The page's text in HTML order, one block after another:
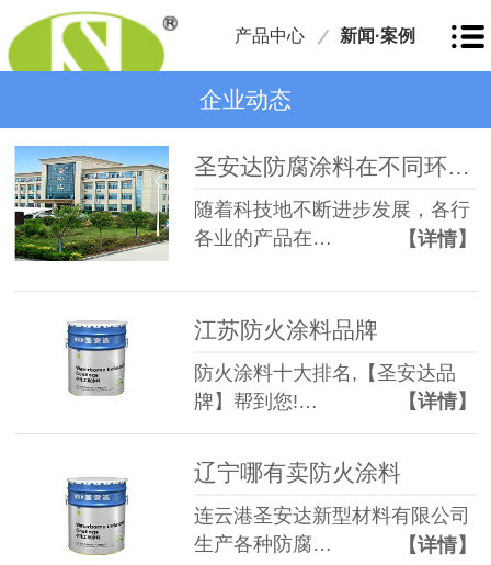
产品中心 新闻·案例
企业动态
圣安达防腐涂料在不同环境中的施工要点
随着科技地不断进步发展，各行
各业的产品在…
【详情】
江苏防火涂料品牌
防火涂料十大排名,【圣安达品
牌】帮到您!…
【详情】
辽宁哪有卖防火涂料
连云港圣安达新型材料有限公司
生产各种防腐…
【详情】